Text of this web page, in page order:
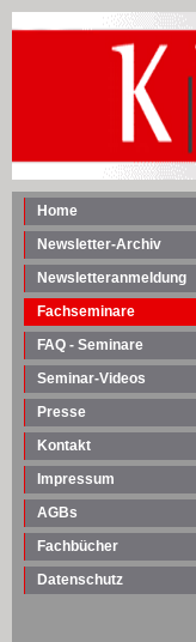
Home
Newsletter-Archiv
Newsletteranmeldung
Fachseminare
FAQ - Seminare
Seminar-Videos
Presse
Kontakt
Impressum
AGBs
Fachbücher
Datenschutz